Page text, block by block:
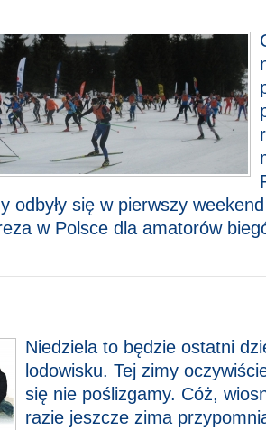
odbyły się w pierwszy
w Polsce dla amatorów
Niedziela to będzie ostatni
lodowisku. Tej zimy
się nie poślizgamy. Cóż,
razie jeszcze zima